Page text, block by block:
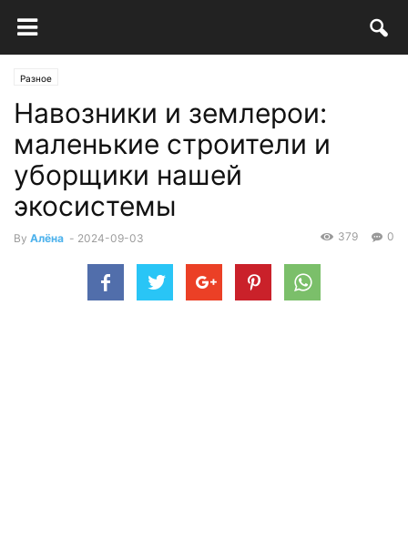
Разное
Навозники и землерои:
маленькие строители и
уборщики нашей
экосистемы
By Алёна - 2024-09-03 0
379